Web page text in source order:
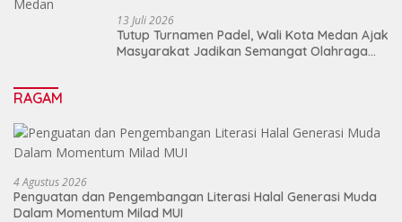
13 Juli 2026
Tutup Turnamen Padel, Wali Kota Medan Ajak
Masyarakat Jadikan Semangat Olahraga
RAGAM
4 Agustus 2026
Penguatan dan Pengembangan Literasi Halal Generasi Muda
Dalam Momentum Milad MUI